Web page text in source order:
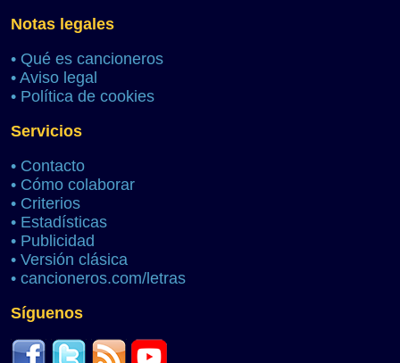
Notas legales
• Qué es cancioneros
• Aviso legal
• Política de cookies
Servicios
• Contacto
• Cómo colaborar
• Criterios
• Estadísticas
• Publicidad
• Versión clásica
• cancioneros.com/letras
Síguenos